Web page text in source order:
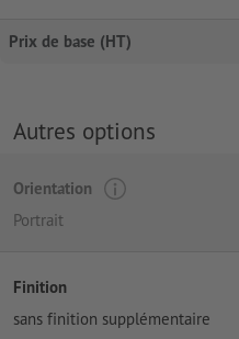
Prix de base (HT)
Autres options
Orientation
Portrait
Finition
sans finition supplémentaire